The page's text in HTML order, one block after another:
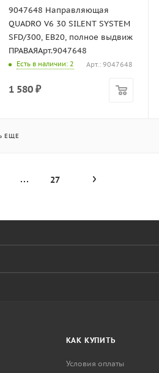
9047648 Направляющая
QUADRO V6 30 SILENT SYSTEM
SFD/300, EB20, полное выдвиж
ПРАВАЯАрт.9047648
Есть в наличии: 2 Арт.: 9047648
1 580 ₽
ЕЩЕ
27
КАК КУПИТЬ
Условия оплаты